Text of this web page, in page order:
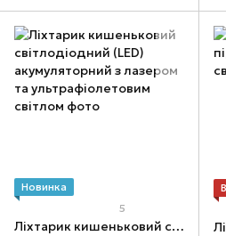
Новинка
5
Ліхтарик кишеньковий світлодіодний (LED) акумуляторний з лазером та ультрафіолетовим світлом